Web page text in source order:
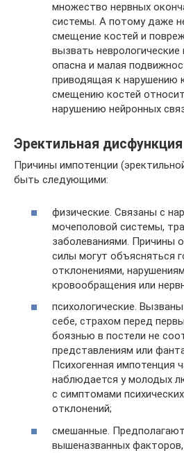
множество нервных
системы. А потому даже
смещение костей и
вызвать
опасна и малая
приводящая к нарушению
смещению костей
нарушению нейронных
Эректильная дисфункция
Причины импотенции
быть следующими:
физические. Связаны с
мочеполовой системы,
заболеваниями. Причины
силы могут объясняться
отклонениями,
кровообращения или
психологические.
себе, страхом перед
боязнью в постели не
представлениям или
Психогенная импотенция
наблюдается у молодых
с симптомами
отклонений;
смешанные.
вышеназванных